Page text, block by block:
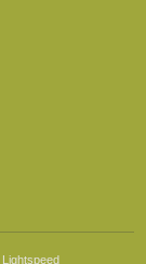
Lightspeed